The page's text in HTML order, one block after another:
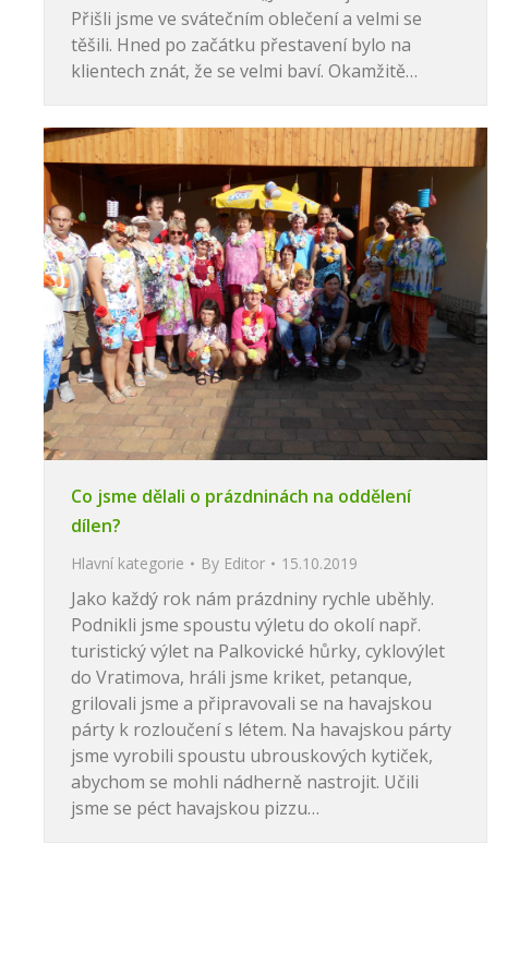
Přišli jsme ve svátečním oblečení a velmi se
těšili. Hned po začátku přestavení bylo na
klientech znát, že se velmi baví. Okamžitě…
Co jsme dělali o prázdninách na oddělení
dílen?
Hlavní kategorie By Editor 15.10.2019
Jako každý rok nám prázdniny rychle uběhly.
Podnikli jsme spoustu výletu do okolí např.
turistický výlet na Palkovické hůrky, cyklovýlet
do Vratimova, hráli jsme kriket, petanque,
grilovali jsme a připravovali se na havajskou
párty k rozloučení s létem. Na havajskou párty
jsme vyrobili spoustu ubrouskových kytiček,
abychom se mohli nádherně nastrojit. Učili
jsme se péct havajskou pizzu…